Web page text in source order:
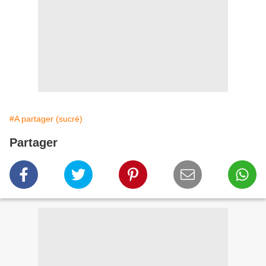
#A partager (sucré)
Partager